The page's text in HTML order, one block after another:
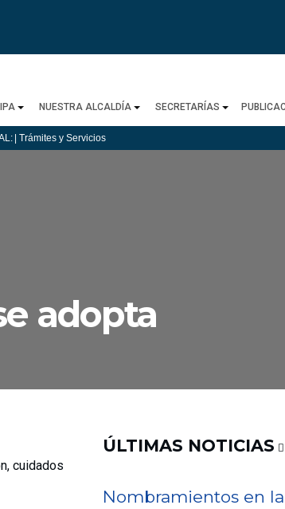
NUESTRA ALCALDÍA SECRETARÍAS
| Trámites y Servicios
adopta
cuidados
ÚLTIMAS NOTICIAS
Nombramientos en la